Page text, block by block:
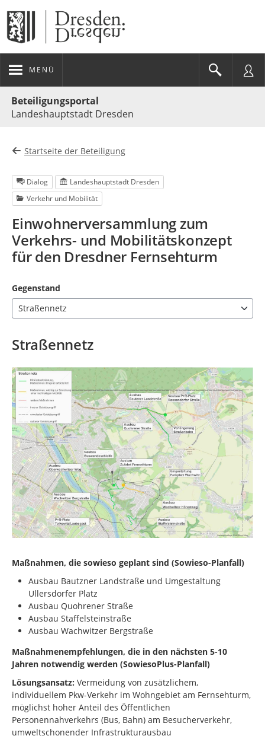
MENÜ
Beteiligungsportal
Landeshauptstadt Dresden
Startseite der Beteiligung
Dialog
Landeshauptstadt Dresden
Verkehr und Mobilität
Einwohnerversammlung zum
Verkehrs- und Mobilitätskonzept
für den Dresdner Fernsehturm
Gegenstand
Straßennetz
Straßennetz
Maßnahmen, die sowieso geplant sind (Sowieso-Planfall)
Ausbau Bautzner Landstraße und Umgestaltung
Ullersdorfer Platz
Ausbau Quohrener Straße
Ausbau Staffelsteinstraße
Ausbau Wachwitzer Bergstraße
Maßnahmenempfehlungen, die in den nächsten 5-10
Jahren notwendig werden (SowiesoPlus-Planfall)
Lösungsansatz: Vermeidung von zusätzlichem,
individuellem Pkw-Verkehr im Wohngebiet am Fernsehturm,
möglichst hoher Anteil des Öffentlichen
Personennahverkehrs (Bus, Bahn) am Besucherverkehr,
umweltschonender Infrastrukturausbau